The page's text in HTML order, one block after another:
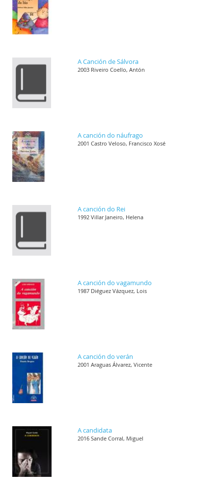
A Canción de Sálvora
2003 Riveiro Coello, Antón
A canción do náufrago
2001 Castro Veloso, Francisco Xosé
A canción do Rei
1992 Villar Janeiro, Helena
A canción do vagamundo
1987 Diéguez Vázquez, Lois
A canción do verán
2001 Araguas Álvarez, Vicente
A candidata
2016 Sande Corral, Miguel